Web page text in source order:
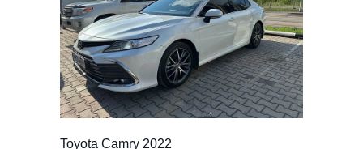
ВИДЕО
Toyota Camry 2022